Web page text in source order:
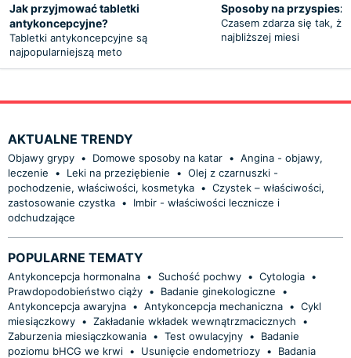
Jak przyjmować tabletki
antykoncepcyjne?
Tabletki antykoncepcyjne są
najpopularniejszą meto
Sposoby na
Czasem zdarza się tak,
najbliższej miesi
AKTUALNE TRENDY
Objawy grypy • Domowe sposoby na katar • Angina - objawy,
leczenie
• Leki na przeziębienie • Olej z czarnuszki -
pochodzenie, właściwości, kosmetyka • Czystek – właściwości,
zastosowanie czystka •
Imbir - właściwości lecznicze i
odchudzające
POPULARNE TEMATY
Antykoncepcja hormonalna • Suchość pochwy • Cytologia •
Prawdopodobieństwo ciąży • Badanie ginekologiczne
•
Antykoncepcja awaryjna • Antykoncepcja mechaniczna • Cykl
miesiączkowy • Zakładanie wkładek wewnątrzmacicznych
•
Zaburzenia miesiączkowania • Test owulacyjny •
Badanie
poziomu bHCG we krwi • Usunięcie endometriozy •
Badania